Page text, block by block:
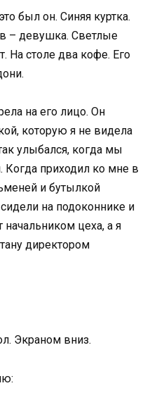
был он. Синяя куртка.
– девушка. Светлые
На столе два кофе. Его
на его лицо. Он
которую я не видела
улыбался, когда мы
Когда приходил ко мне в
и бутылкой
на подоконнике и
начальником цеха, а я
директором
Экраном вниз.